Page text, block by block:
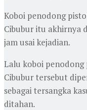
Koboi penodong
Cibubur itu akhirnya
jam usai kejadian.
Lalu koboi penodong
Cibubur tersebut
sebagai tersangka
ditahan.